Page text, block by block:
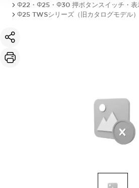
Φ22・Φ25・Φ30 押ボタンスイッチ・表
Φ25 TWSシリーズ（旧カタログモデル）